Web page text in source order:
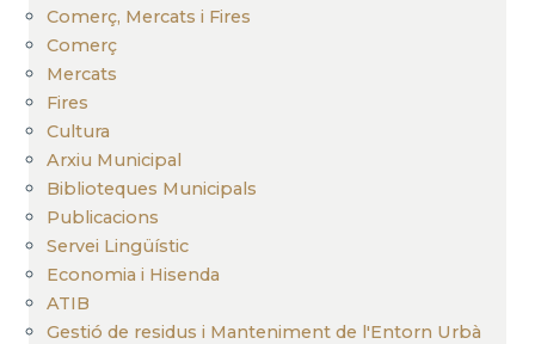
ANUNCIS
Comerç, Mercats i Fires
Comerç
Mercats
Fires
Cultura
Arxiu Municipal
Biblioteques Municipals
Publicacions
Servei Lingüístic
Economia i Hisenda
ATIB
Gestió de residus i Manteniment de l'Entorn Urbà